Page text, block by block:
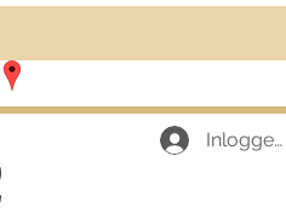
Inloggen